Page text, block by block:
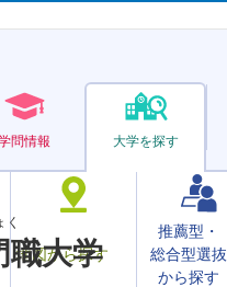
問情報 大学を探す
地図から探す
推薦型・
総合型選抜
から探す
く
職大学